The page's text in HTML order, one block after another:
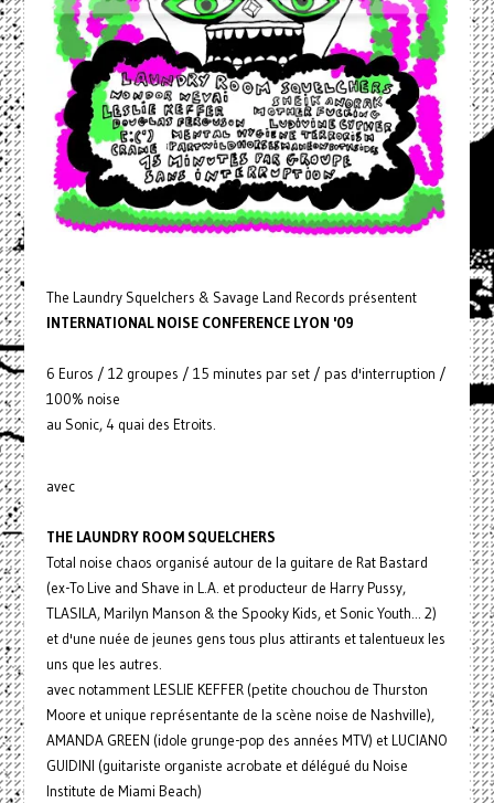
The Laundry Squelchers & Savage Land Records présentent
INTERNATIONAL NOISE CONFERENCE LYON '09
6 Euros / 12 groupes / 15 minutes par set / pas d'interruption /
100% noise
au Sonic, 4 quai des Etroits.
avec
THE LAUNDRY ROOM SQUELCHERS
Total noise chaos organisé autour de la guitare de Rat Bastard
(ex-To Live and Shave in L.A. et producteur de Harry Pussy,
TLASILA, Marilyn Manson & the Spooky Kids, et Sonic Youth... 2)
et d'une nuée de jeunes gens tous plus attirants et talentueux les
uns que les autres.
avec notamment LESLIE KEFFER (petite chouchou de Thurston
Moore et unique représentante de la scène noise de Nashville),
AMANDA GREEN (idole grunge-pop des années MTV) et LUCIANO
GUIDINI (guitariste organiste acrobate et délégué du Noise
Institute de Miami Beach)